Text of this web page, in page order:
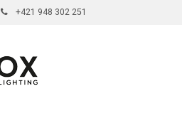
+421 948 302 251